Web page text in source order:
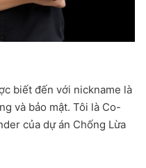
biết đến với nickname là
và bảo mật. Tôi là Co-
của dự án Chống Lừa